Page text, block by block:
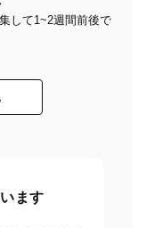
して1~2週間前後で
ます